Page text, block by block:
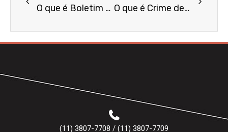
O que é Boletim de Ocorrência Eletrônico? O que é Crime de Calúnia?
(11) 3807-7708 / (11) 3807-7709